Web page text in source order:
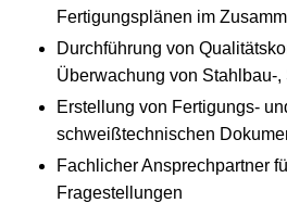
Fertigungsplänen im
Durchführung von
Überwachung von
Erstellung von Fertigungs‑
schweißtechnischen
Fachlicher Ansprechpartner
Fragestellungen